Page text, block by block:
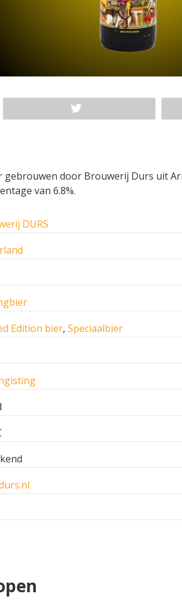
door Brouwerij Durs uit
van 6.8%.
DURS
Edition bier, Speciaalbier